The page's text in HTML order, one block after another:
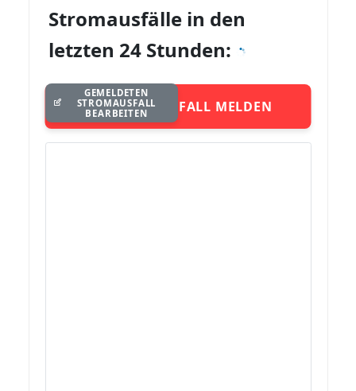
Stromausfälle in den
letzten 24 Stunden:
STROMAUSFALL MELDEN
GEMELDETEN
STROMAUSFALL
BEARBEITEN